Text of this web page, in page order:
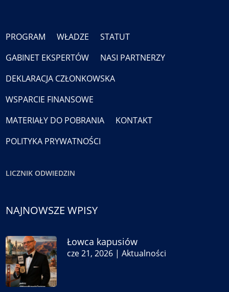
PROGRAM WŁADZE
STATUT
GABINET EKSPERTÓW
NASI PARTNERZY
DEKLARACJA CZŁONKOWSKA
WSPARCIE FINANSOWE
MATERIAŁY DO POBRANIA
KONTAKT
POLITYKA PRYWATNOŚCI
LICZNIK ODWIEDZIN
NAJNOWSZE WPISY
Łowca kapusiów
cze 21, 2026 |Aktualności